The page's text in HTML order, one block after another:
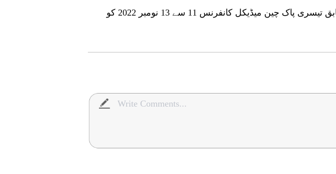
سی ایم اے کے مطابق تیسری پاک چین میڈیکل کانفرنس 11 سے 13 نومبر 2022 کو